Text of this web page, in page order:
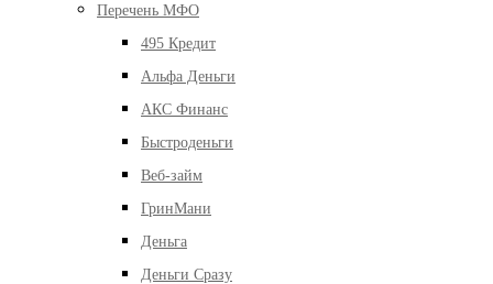
Перечень МФО
495 Кредит
Альфа Деньги
АКС Финанс
Быстроденьги
Веб-займ
ГринМани
Деньга
Деньги Сразу